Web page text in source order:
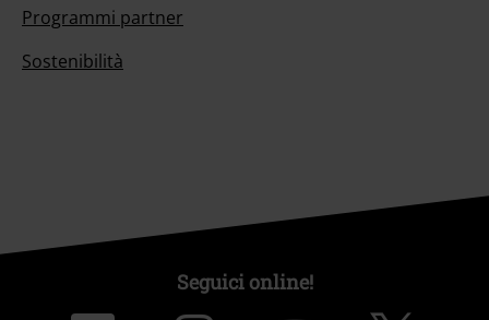
Programmi partner
Sostenibilità
Seguici online!